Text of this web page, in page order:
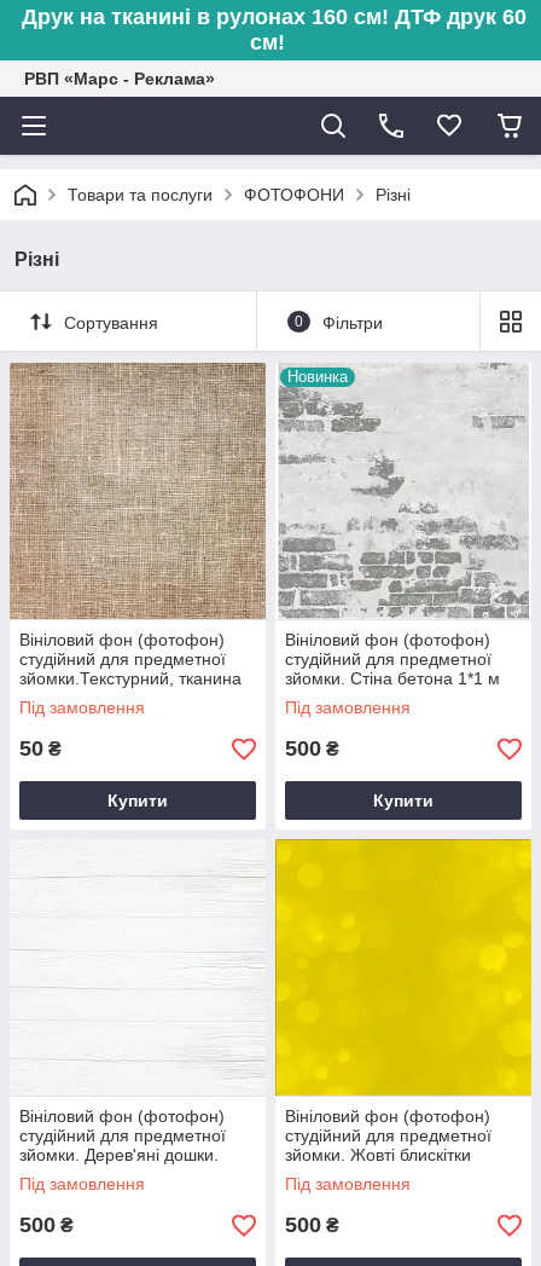
Друк на тканині в рулонах 160 см! ДТФ друк 60
см!
РВП «Марс - Реклама»
Товари та послуги ФОТОФОНИ Різні
Різні
Сортування 0 Фільтри
Вініловий фон (фотофон)
студійний для предметної
зйомки.Текстурний, тканина
льон бавовна мішковина.
Коричневий
Під замовлення
50 ₴
Купити
Новинка
Вініловий фон (фотофон)
студійний для предметної
зйомки. Стіна бетона 1*1 м
Під замовлення
500 ₴
Купити
Вініловий фон (фотофон)
студійний для предметної
зйомки. Дерев'яні дошки.
Білий
Під замовлення
500 ₴
Вініловий фон (фотофон)
студійний для предметної
зйомки. Жовті блискітки
Під замовлення
500 ₴